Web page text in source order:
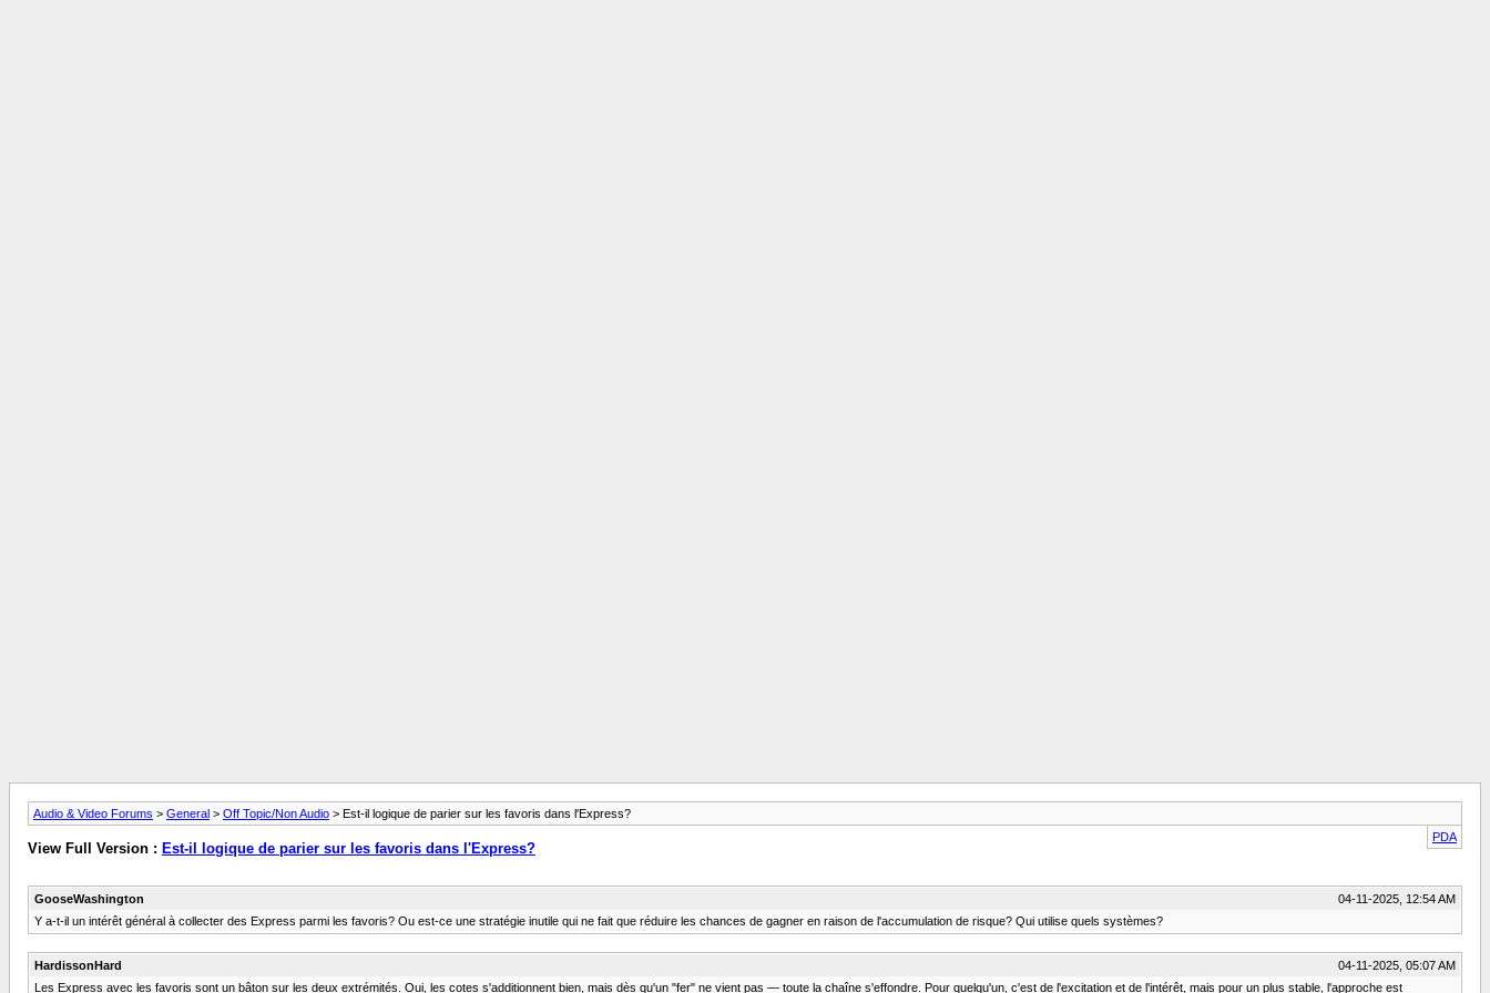
Audio & Video Forums > General > Off Topic/Non Audio > Est-il logique de parier sur les favoris dans l'Express?
PDA
View Full Version : Est-il logique de parier sur les favoris dans l'Express?
GooseWashington
04-11-2025, 12:54 AM
Y a-t-il un intérêt général à collecter des Express parmi les favoris? Ou est-ce une stratégie inutile qui ne fait que réduire les chances de gagner en raison de l'accumulation de risque? Qui utilise quels systèmes?
HardissonHard
04-11-2025, 05:07 AM
Les Express avec les favoris sont un bâton sur les deux extrémités. Oui, les cotes s'additionnent bien, mais dès qu'un "fer" ne vient pas — toute la chaîne s'effondre. Pour quelqu'un, c'est de l'excitation et de l'intérêt, mais pour un plus stable, l'approche est